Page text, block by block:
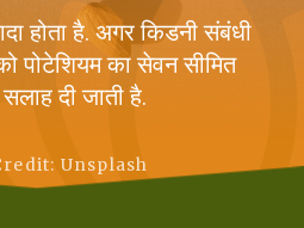
होता है. अगर किडनी संबंधी
पोटेशियम का सेवन सीमित
दी जाती है.
Unsplash